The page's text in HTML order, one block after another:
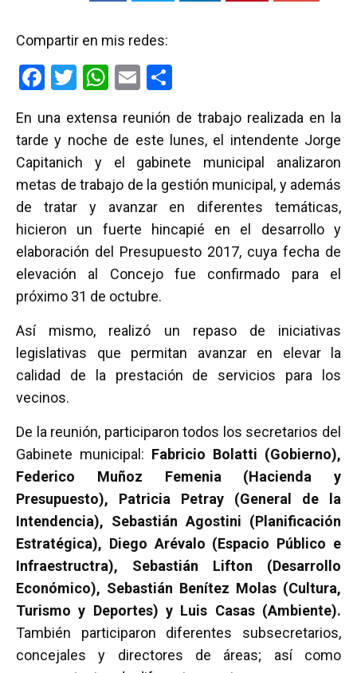
Compartir en mis redes:
F
ce
b
o
o
k
T
tt
er
W
at
s
A
p
p
E
ail m
p
ar
tir
En una extensa reunión de trabajo realizada en la
tarde y noche de este lunes, el intendente Jorge
Capitanich y el gabinete municipal analizaron
metas de trabajo de la gestión municipal, y además
de tratar y avanzar en diferentes temáticas,
hicieron un fuerte hincapié en el desarrollo y
elaboración del Presupuesto 2017, cuya fecha de
elevación al Concejo fue confirmado para el
próximo 31 de octubre.
Así mismo, realizó un repaso de iniciativas
legislativas que permitan avanzar en elevar la
calidad de la prestación de servicios para los
vecinos.
De la reunión, participaron todos los secretarios del
Gabinete municipal: Fabricio Bolatti (Gobierno),
Federico Muñoz Femenia (Hacienda y
Presupuesto), Patricia Petray (General de la
Intendencia), Sebastián Agostini (Planificación
Estratégica), Diego Arévalo (Espacio Público e
Infraestructra), Sebastián Lifton (Desarrollo
Económico), Sebastián Benítez Molas (Cultura,
Turismo y Deportes) y Luis Casas (Ambiente).
También participaron diferentes subsecretarios,
concejales y directores de áreas; así como